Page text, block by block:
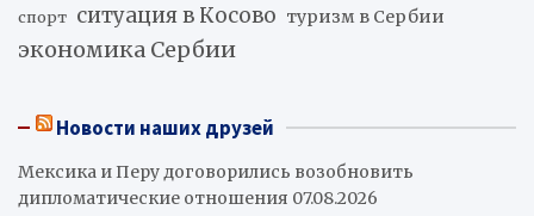
спорт ситуация в Косово туризм в Сербии
экономика Сербии
Новости наших друзей
Мексика и Перу договорились возобновить
дипломатические отношения 07.08.2026